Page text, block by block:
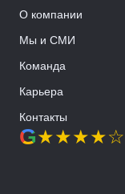
G★★★★☆
О компании
Мы и СМИ
Команда
Карьера
Контакты